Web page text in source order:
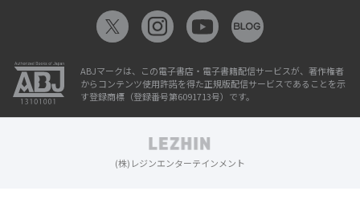
ABJマークは、この電子書店・電子書籍配信サービスが、著作権者
からコンテンツ使用許諾を得た正規版配信サービスであることを示
す登録商標（登録番号第6091713号）です。
(株)レジンエンターテインメント